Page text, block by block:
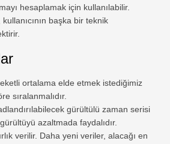
hesaplamak için kullanılabilir.
başka bir teknik
ortalama elde etmek istediğimiz
sıralanmalıdır.
gürültülü zaman serisi
azaltmada faydalıdır.
verilir. Daha yeni veriler, alacağı en